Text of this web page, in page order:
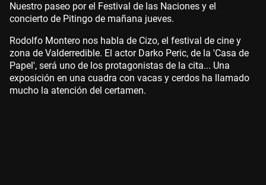
Nuestro paseo por el Festival de las Naciones y el
concierto de Pitingo de mañana jueves.
Rodolfo Montero nos habla de Cizo, el festival de cine y
zona de Valderredible. El actor Darko Peric, de la 'Casa de
Papel', será uno de los protagonistas de la cita... Una
exposición en una cuadra con vacas y cerdos ha llamado
mucho la atención del certamen.